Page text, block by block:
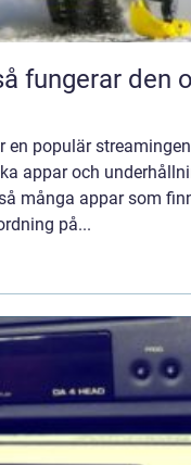
en populär
appar och
många appar som
på...